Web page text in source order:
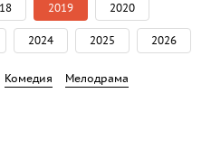
2019 2020
2024 2025 2026
Комедия
Мелодрама